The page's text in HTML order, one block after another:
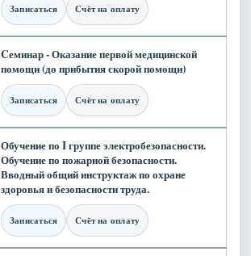
Записаться Счёт на оплату
Cеминар - Оказание первой медицинской
помощи (до прибытия скорой помощи)
Записаться Счёт на оплату
Обучение по I группе электробезопасности.
Обучение по пожарной безопасности.
Вводный общий инструктаж по охране
здоровья и безопасности труда.
Записаться Счёт на оплату